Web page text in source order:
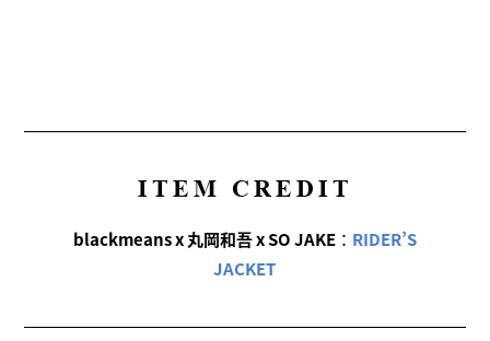
ITEM CREDIT
blackmeans x 丸岡和吾 x SO JAKE： RIDER’S
JACKET